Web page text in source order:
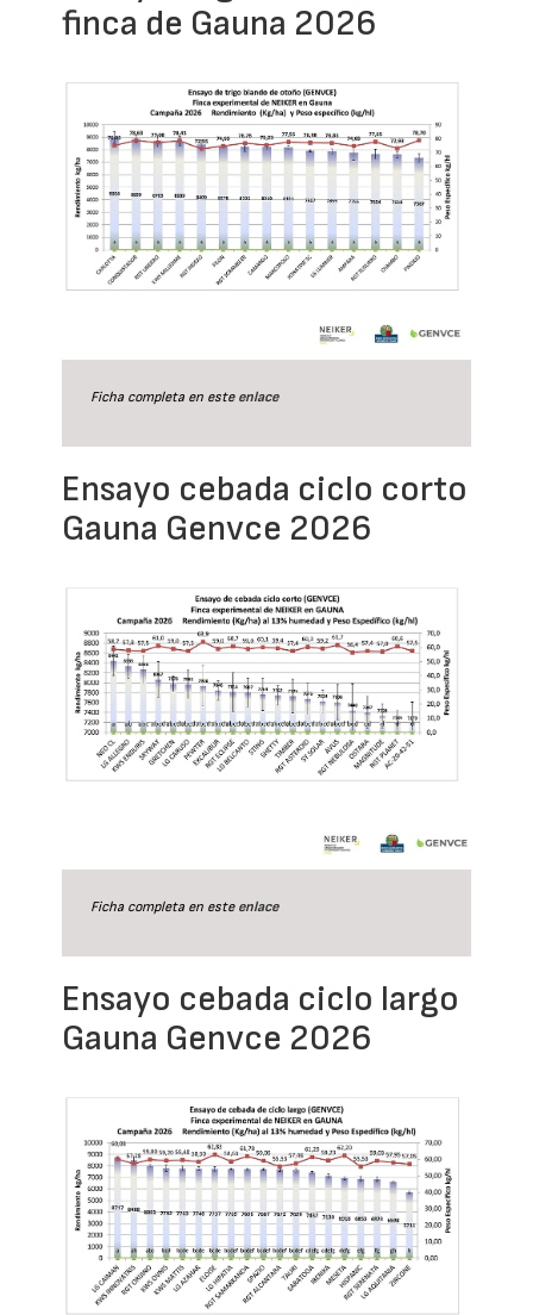
finca de Gauna 2026
Ficha completa en este enlace
Ensayo cebada ciclo corto
Gauna Genvce 2026
Ficha completa en este enlace
Ensayo cebada ciclo largo
Gauna Genvce 2026